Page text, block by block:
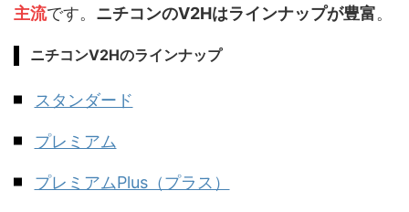
主流です。 ニチコンのV2Hはラインナップが豊富。
ニチコンV2Hのラインナップ
スタンダード
プレミアム
プレミアムPlus（プラス）